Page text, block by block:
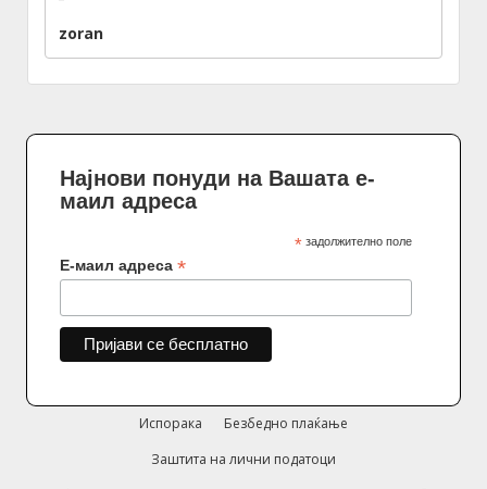
zoran
Најнови понуди на Вашата е-
маил адреса
* задолжително поле
Е-маил адреса *
Испорака
Безбедно плаќање
Заштита на лични податоци